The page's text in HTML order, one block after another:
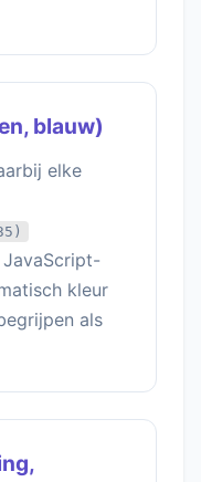
blauw)
elke
kleur
als